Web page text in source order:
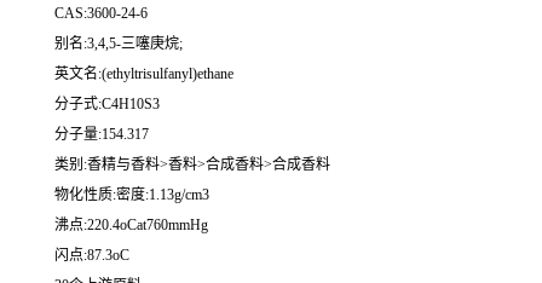
CAS:3600-24-6
别名:3,4,5-三噻庚烷;
英文名:(ethyltrisulfanyl)ethane
分子式:C4H10S3
分子量:154.317
类别:香精与香料>香料>合成香料>合成香料
物化性质:密度:1.13g/cm3
沸点:220.4oCat760mmHg
闪点:87.3oC